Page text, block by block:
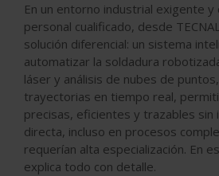
En un entorno industrial exigente y
personal cualificado, desde
solución diferencial: un sistema
automatizar la soldadura
láser y análisis de nubes de
trayectorias en tiempo real,
precisas, eficientes y trazables sin
directa, incluso en procesos
requerían alta especialización. En
explica todo con detalle.